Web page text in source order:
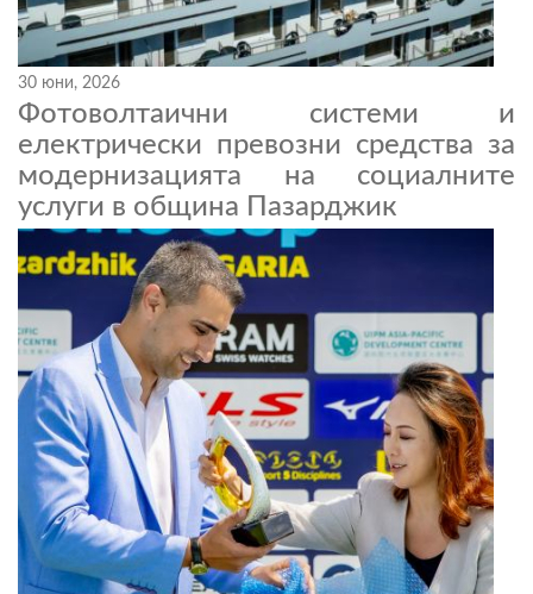
30 юни, 2026
Фотоволтаични системи и
електрически превозни средства за
модернизацията на социалните
услуги в община Пазарджик